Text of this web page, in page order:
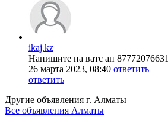
ikaj.kz
Напишите на ватс ап 87772076631
26 марта 2023, 08:40 ответить
ответить
Другие объявления г. Алматы
Все объявления Алматы